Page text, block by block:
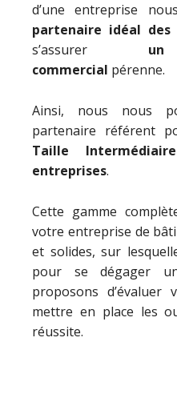
d’une entreprise
partenaire idéal des
s’assurer un
commercial pérenne.
Ainsi, nous nous
partenaire référent
Taille
entreprises.
Cette gamme
votre entreprise de
et solides, sur
pour se dégager
proposons d’évaluer
mettre en place les
réussite.